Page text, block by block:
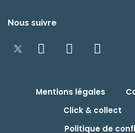
Nous suivre
Mentions légales
Click & collect
Politique de